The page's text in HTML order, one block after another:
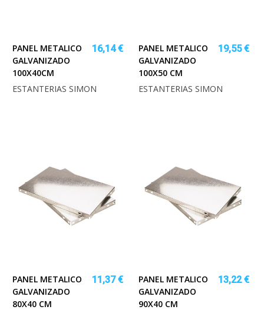
PANEL METALICO
GALVANIZADO
100X40CM
16,14 €
ESTANTERIAS SIMON
PANEL METALICO
GALVANIZADO
100X50 CM
19,55 €
ESTANTERIAS SIMON
PANEL METALICO
GALVANIZADO
80X40 CM
11,37 €
PANEL METALICO
GALVANIZADO
90X40 CM
13,22 €